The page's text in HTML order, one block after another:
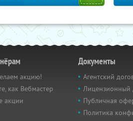
акцию!
как Вебмастер
акции
Документы
Агентский
Лицензионный
Публичная
Политика